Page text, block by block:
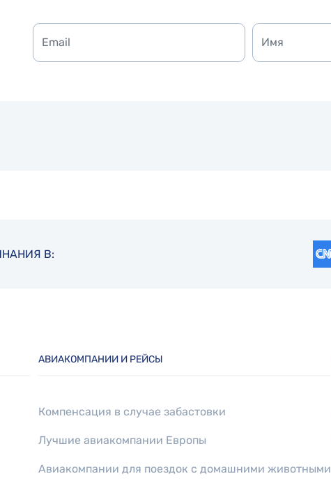
В:
АВИАКОМПАНИИ И РЕЙСЫ
Компенсация в случае забастовки
Лучшие авиакомпании Европы
Авиакомпании для поездок с домашними животными